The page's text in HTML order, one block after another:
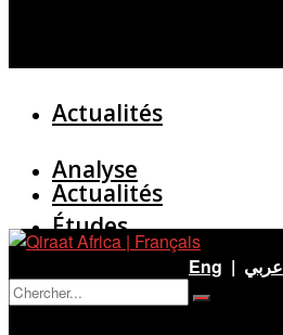
Actualités
Analyse
Études
Entretien
Actualités
Eng | عربي